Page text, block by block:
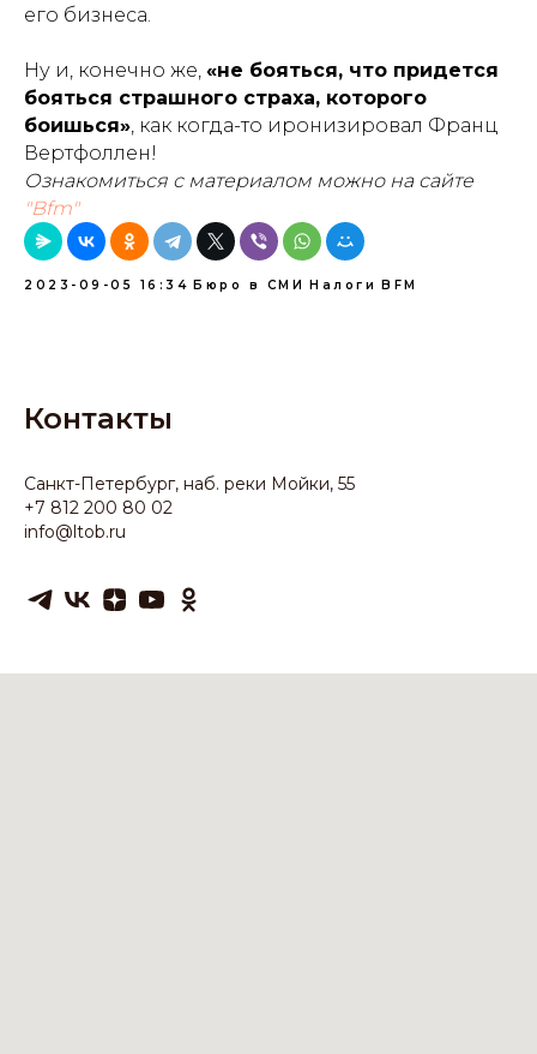
его бизнеса.
Ну и, конечно же, «не бояться, что придется
бояться страшного страха, которого
боишься», как когда-то иронизировал Франц
Вертфоллен!
Ознакомиться с материалом можно на сайте
"Bfm"
2023-09-05 16:34 Бюро в СМИ Налоги BFM
Контакты
Санкт-Петербург, наб. реки Мойки, 55
+7 812 200 80 02
info@ltob.ru